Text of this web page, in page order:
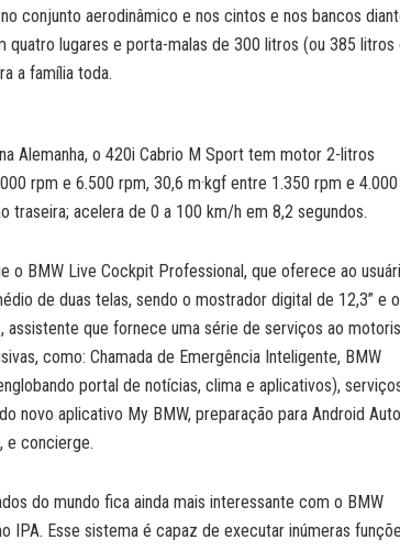
conjunto aerodinâmico e nos cintos e nos bancos
lugares e porta-malas de 300 litros (ou 385 litros
a família toda.
Alemanha, o 420i Cabrio M Sport tem motor 2-litros
rpm e 6.500 rpm, 30,6 m·kgf entre 1.350 rpm e
acelera de 0 a 100 km/h em 8,2 segundos.
o BMW Live Cockpit Professional, que oferece ao
de duas telas, sendo o mostrador digital de 12,3” e
assistente que fornece uma série de serviços ao
como: Chamada de Emergência Inteligente, BMW
portal de notícias, clima e aplicativos),
novo aplicativo My BMW, preparação para Android
e concierge.
do mundo fica ainda mais interessante com o BMW
IPA. Esse sistema é capaz de executar inúmeras